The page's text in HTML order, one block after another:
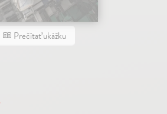
Prečítať ukážku